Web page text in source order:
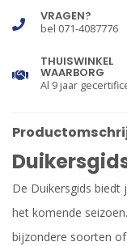
VRAGEN?
bel 071-4087776
THUISWINKEL
WAARBORG
Al 9 jaar
De Duikersgids
het komende
bijzondere soorten